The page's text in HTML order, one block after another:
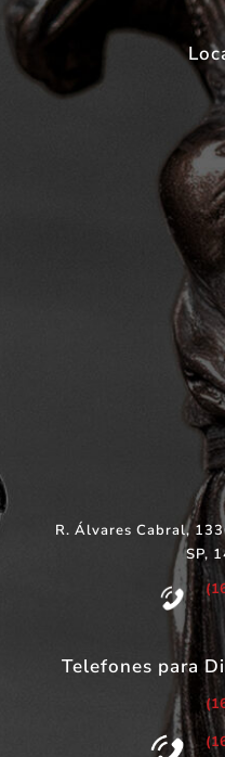
R. Álvares Cabral,
SP,
Telefones para